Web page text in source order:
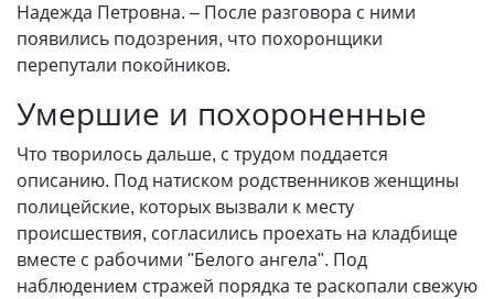
Надежда Петровна. – После разговора с ними
появились подозрения, что похоронщики
перепутали покойников.
Умершие и похороненные
Что творилось дальше, с трудом поддается
описанию. Под натиском родственников женщины
полицейские, которых вызвали к месту
происшествия, согласились проехать на кладбище
вместе с рабочими "Белого ангела". Под
наблюдением стражей порядка те раскопали свежую